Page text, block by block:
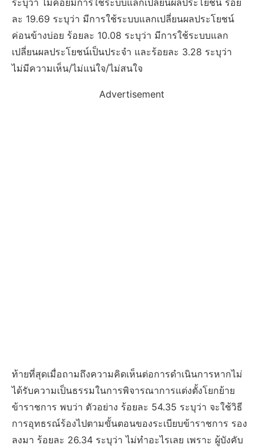
ระบุว่า ไม่ค่อยมีการใช้ระบบแลกเปลี่ยนผลประโยชน์ ร้อย
ละ 19.69 ระบุว่า มีการใช้ระบบแลกเปลี่ยนผลประโยชน์
ค่อนข้างบ่อย ร้อยละ 10.08 ระบุว่า มีการใช้ระบบแลก
เปลี่ยนผลประโยชน์เป็นประจำ และร้อยละ 3.28 ระบุว่า
ไม่มีความเห็น/ไม่แน่ใจ/ไม่สนใจ
Advertisement
ท้ายที่สุดเมื่อถามถึงความคิดเห็นต่อการดำเนินการหากไม่
ได้รับความเป็นธรรมในการพิจารณาการแต่งตั้งโยกย้าย
ข้าราชการ พบว่า ตัวอย่าง ร้อยละ 54.35 ระบุว่า จะใช้วิธี
การอุทธรณ์ร้องไปตามขั้นตอนของระเบียบข้าราชการ รอง
ลงมา ร้อยละ 26.34 ระบุว่า ไม่ทำอะไรเลย เพราะ ผู้บังคับ